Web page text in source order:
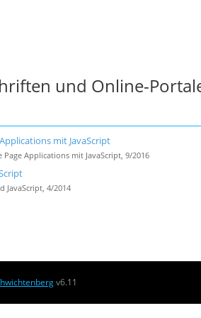
und Online-
mit JavaScript
Applications mit JavaScript, 9/2016
JavaScript, 4/2014
v6.11